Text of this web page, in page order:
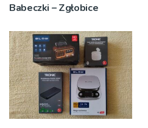
Babeczki – Zgłobice